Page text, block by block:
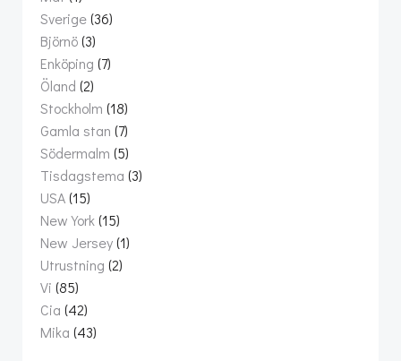
Sverige(36)
Björnö(3)
Enköping (7)
Öland (2)
Stockholm (18)
Gamla stan (7)
Södermalm (5)
Tisdagstema (3)
USA(15)
New York(15)
New Jersey(1)
Utrustning (2)
Vi (85)
Cia (42)
Mika (43)